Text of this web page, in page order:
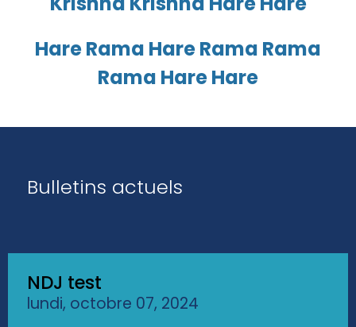
Hare Rama Hare Rama Rama
Rama Hare Hare
Bulletins actuels
NDJ test
lundi, octobre 07, 2024